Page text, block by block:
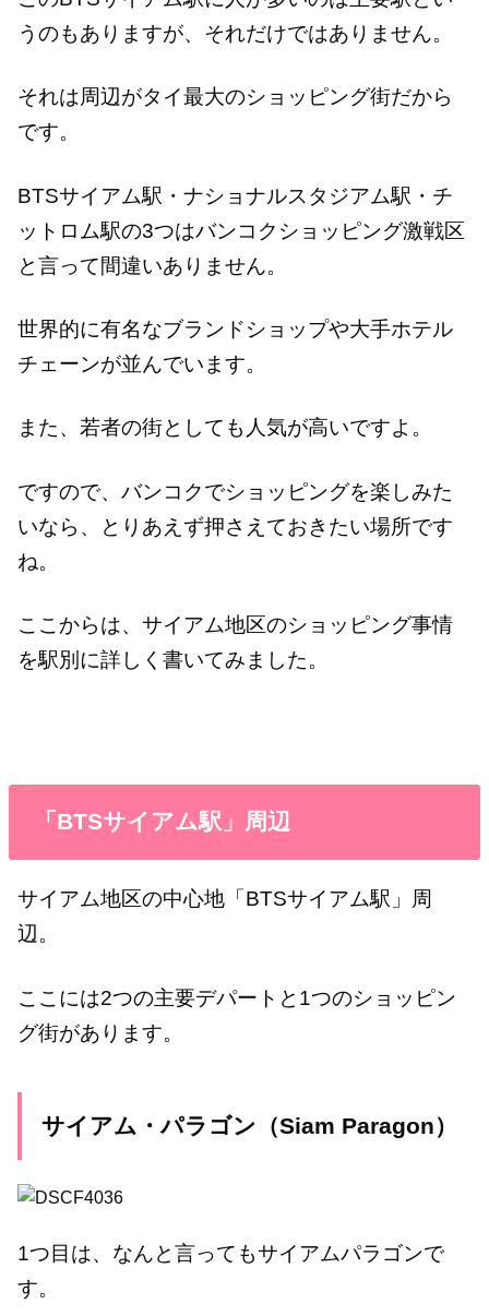
うのもありますが、それだけではありません。
それは周辺がタイ最大のショッピング街だから
です。
BTSサイアム駅・ナショナルスタジアム駅・チ
ットロム駅の3つはバンコクショッピング激戦区
と言って間違いありません。
世界的に有名なブランドショップや大手ホテル
チェーンが並んでいます。
また、若者の街としても人気が高いですよ。
ですので、バンコクでショッピングを楽しみた
いなら、とりあえず押さえておきたい場所です
ね。
ここからは、サイアム地区のショッピング事情
を駅別に詳しく書いてみました。
「BTSサイアム駅」周辺
サイアム地区の中心地「BTSサイアム駅」周
辺。
ここには2つの主要デパートと1つのショッピン
グ街があります。
サイアム・パラゴン（Siam Paragon）
1つ目は、なんと言ってもサイアムパラゴンで
す。